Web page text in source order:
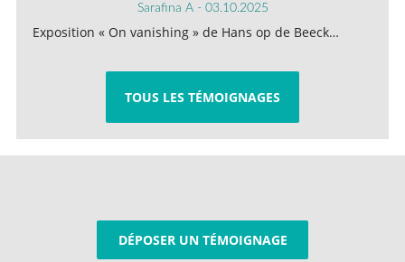
Sarafina A - 03.10.2025
Exposition « On vanishing » de Hans op de Beeck…
TOUS LES TÉMOIGNAGES
DÉPOSER UN TÉMOIGNAGE